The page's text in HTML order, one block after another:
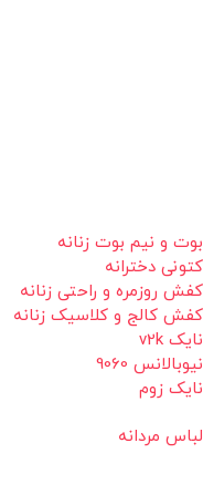
بوت و نیم بوت زنانه
کتونی دخترانه
کفش روزمره و راحتی زنانه
کفش کالج و کلاسیک زنانه
نایک v2k
نیوبالانس 9060
نایک زوم
لباس مردانه